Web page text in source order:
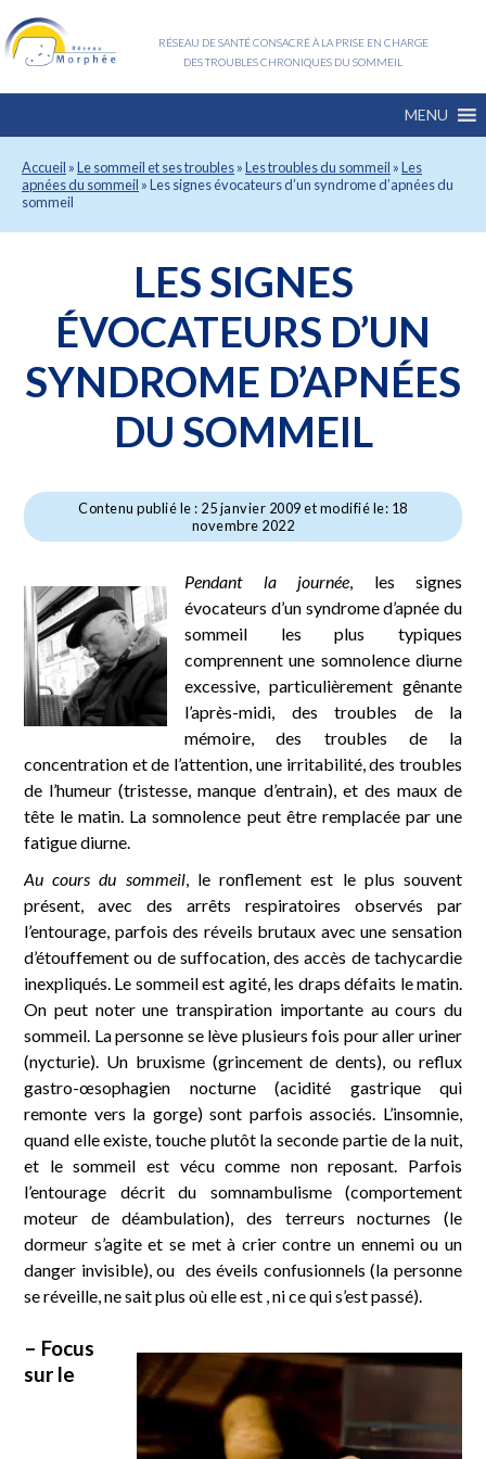
RÉSEAU DE SANTÉ CONSACRÉ À LA PRISE EN CHARGE
DES TROUBLES CHRONIQUES DU SOMMEIL
MENU
Accueil »Le sommeil et ses troubles»Les troubles du sommeil »Les
apnées du sommeil »Les signes évocateurs d’un syndrome d’apnées du
sommeil
LES SIGNES
ÉVOCATEURS D’UN
SYNDROME D’APNÉES
DU SOMMEIL
Contenu publié le : 25 janvier 2009 et modifié le: 18
novembre 2022
Pendant la journée , les signes
évocateurs d’un syndrome d’apnée du
sommeil les plus typiques
comprennent une somnolence diurne
excessive, particulièrement gênante
l’après-midi, des troubles de la
mémoire, des troubles de la
concentration et de l’attention, une irritabilité, des troubles
de l’humeur (tristesse, manque d’entrain), et des maux de
tête le matin. La somnolence peut être remplacée par une
fatigue diurne.
Au cours du sommeil, le ronflement est le plus souvent
présent, avec des arrêts respiratoires observés par
l’entourage, parfois des réveils brutaux avec une sensation
d’étouffement ou de suffocation, des accès de tachycardie
inexpliqués. Le sommeil est agité, les draps défaits le matin.
On peut noter une transpiration importante au cours du
sommeil. La personne se lève plusieurs fois pour aller uriner
(nycturie). Un bruxisme (grincement de dents), ou reflux
gastro-œsophagien nocturne (acidité gastrique qui
remonte vers la gorge) sont parfois associés. L’insomnie,
quand elle existe, touche plutôt la seconde partie de la nuit,
et le sommeil est vécu comme non reposant. Parfois
l’entourage décrit du somnambulisme (comportement
moteur de déambulation), des terreurs nocturnes (le
dormeur s’agite et se met à crier contre un ennemi ou un
danger invisible), ou des éveils confusionnels (la personne
se réveille, ne sait plus où elle est , ni ce qui s’est passé).
– Focus
sur le